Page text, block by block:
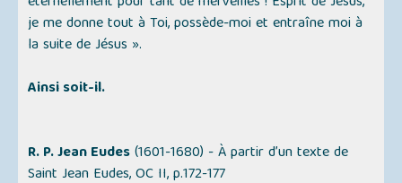
je me donne tout à Toi, possède-moi et entraîne moi à
la suite de Jésus ».
Ainsi soit-il.
R. P. Jean Eudes(1601-1680) - À partir d’un texte de
Saint Jean Eudes, OC II, p.172-177